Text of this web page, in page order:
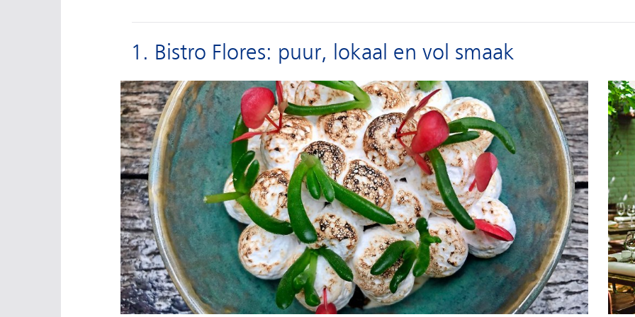
1. Bistro Flores: puur, lokaal en vol smaak